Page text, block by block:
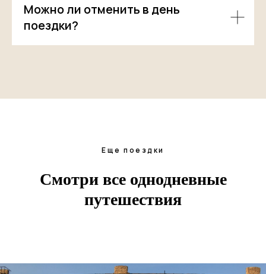
Можно ли отменить в день
поездки?
Еще поездки
Смотри все однодневные
путешествия